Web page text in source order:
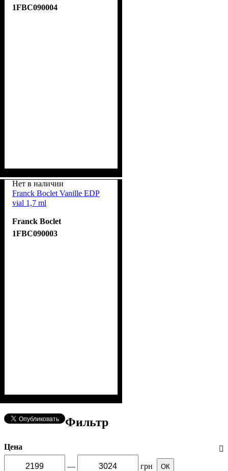
1FBC090004
Нет в наличии
Franck Boclet Vanille EDP
vial 1,7 ml
Franck Boclet
1FBC090003
Фильтр
Цена
— грн ОК